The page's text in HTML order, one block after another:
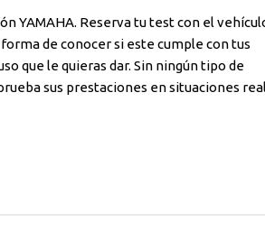
YAMAHA. Reserva tu test con el
de conocer si este cumple con tus
que le quieras dar. Sin ningún tipo de
sus prestaciones en situaciones